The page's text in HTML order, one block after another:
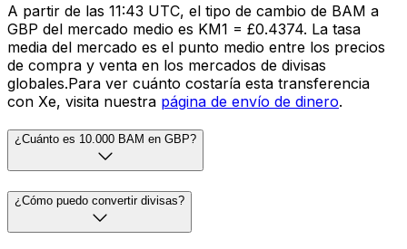
A partir de las 11:43 UTC, el tipo de cambio de BAM a
GBP del mercado medio es KM1 = £0.4374. La tasa
media del mercado es el punto medio entre los precios
de compra y venta en los mercados de divisas
globales.Para ver cuánto costaría esta transferencia
con Xe, visita nuestra página de envío de dinero.
¿Cuánto es 10.000 BAM en GBP?
¿Cómo puedo convertir divisas?